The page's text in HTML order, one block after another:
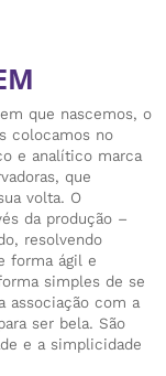
que nascemos, o
colocamos no
e analítico marca
que
volta. O
da produção –
resolvendo
forma ágil e
simples de se
associação com a
ser bela. São
e a simplicidade